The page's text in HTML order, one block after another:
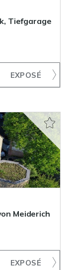
Tiefgarage
Meiderich